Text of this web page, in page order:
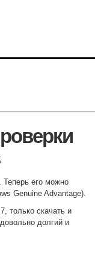
Теперь его можно
Genuine Advantage).
только скачать и
долгий и